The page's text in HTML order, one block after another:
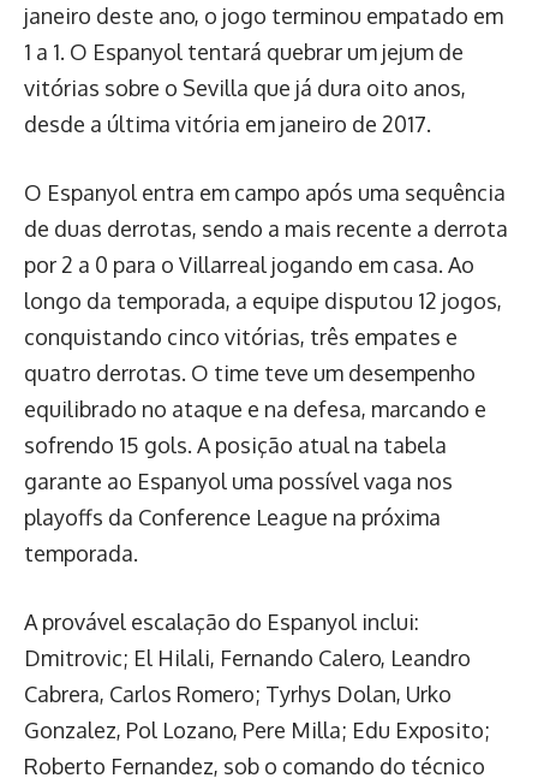
janeiro deste ano, o jogo terminou empatado em
1 a 1. O Espanyol tentará quebrar um jejum de
vitórias sobre o Sevilla que já dura oito anos,
desde a última vitória em janeiro de 2017.
O Espanyol entra em campo após uma sequência
de duas derrotas, sendo a mais recente a derrota
por 2 a 0 para o Villarreal jogando em casa. Ao
longo da temporada, a equipe disputou 12 jogos,
conquistando cinco vitórias, três empates e
quatro derrotas. O time teve um desempenho
equilibrado no ataque e na defesa, marcando e
sofrendo 15 gols. A posição atual na tabela
garante ao Espanyol uma possível vaga nos
playoffs da Conference League na próxima
temporada.
A provável escalação do Espanyol inclui:
Dmitrovic; El Hilali, Fernando Calero, Leandro
Cabrera, Carlos Romero; Tyrhys Dolan, Urko
Gonzalez, Pol Lozano, Pere Milla; Edu Exposito;
Roberto Fernandez, sob o comando do técnico